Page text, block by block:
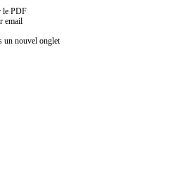
le PDF
email
un nouvel onglet